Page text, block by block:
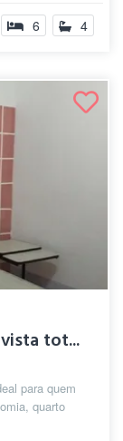
6 4
tot...
para quem
quarto